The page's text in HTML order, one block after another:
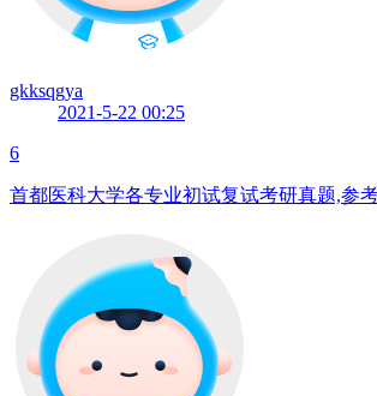
gkksqgya
2021-5-22 00:25
6
首都医科大学各专业初试复试考研真题,参